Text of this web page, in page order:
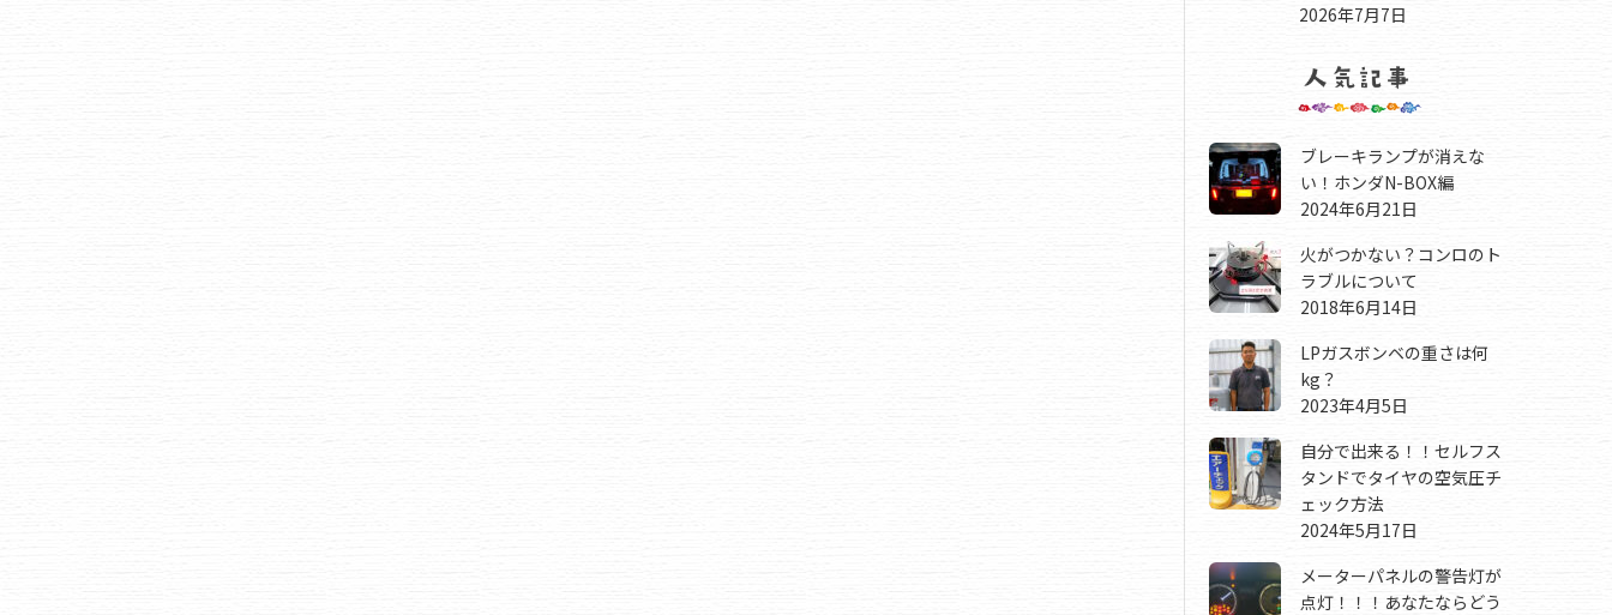
2026年7月7日
ブレーキランプが消えな
い！ホンダN-BOX編
2024年6月21日
火がつかない？コンロのト
ラブルについて
2018年6月14日
LPガスボンベの重さは何
kg？
2023年4月5日
自分で出来る！！セルフス
タンドでタイヤの空気圧チ
ェック方法
2024年5月17日
メーターパネルの警告灯が
点灯！！！あなたならどう